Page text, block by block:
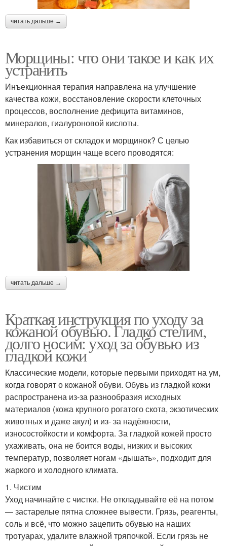
читать дальше →
Морщины: что они такое и как их
устранить
Инъекционная терапия направлена на улучшение
качества кожи, восстановление скорости клеточных
процессов, восполнение дефицита витаминов,
минералов, гиалуроновой кислоты.
Как избавиться от складок и морщинок? С целью
устранения морщин чаще всего проводятся:
читать дальше →
Краткая инструкция по уходу за
кожаной обувью. Гладко стелим,
долго носим: уход за обувью из
гладкой кожи
Классические модели, которые первыми приходят на ум,
когда говорят о кожаной обуви. Обувь из гладкой кожи
распространена из-за разнообразия исходных
материалов (кожа крупного рогатого скота, экзотических
животных и даже акул) и из- за надёжности,
износостойкости и комфорта. За гладкой кожей просто
ухаживать, она не боится воды, низких и высоких
температур, позволяет ногам «дышать», подходит для
жаркого и холодного климата.
1. Чистим
Уход начинайте с чистки. Не откладывайте её на потом
— застарелые пятна сложнее вывести. Грязь, реагенты,
соль и всё, что можно зацепить обувью на наших
тротуарах, удалите влажной тряпочкой. Если грязь не